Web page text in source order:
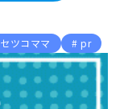
セツコママ pr